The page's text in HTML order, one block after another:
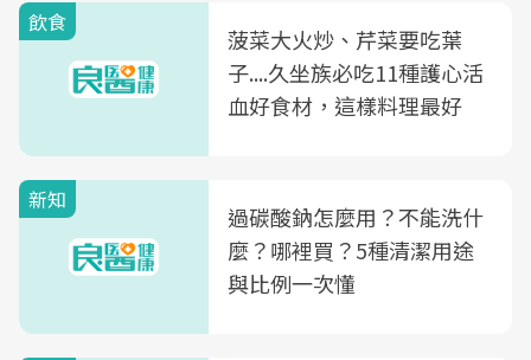
飲食
菠菜大火炒、芹菜要吃葉
子....久坐族必吃11種護心活
血好食材，這樣料理最好
新知
過碳酸鈉怎麼用？不能洗什
麼？哪裡買？5種清潔用途
與比例一次懂